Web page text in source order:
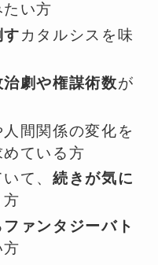
い方
カタルシスを味
治劇や権謀術数が
人間関係の変化を
ている方
いて、続きが気に
方
ファンタジーバト
方